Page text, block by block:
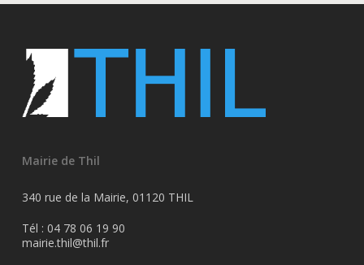
Mairie de Thil
340 rue de la Mairie, 01120 THIL
Tél : 04 78 06 19 90
mairie.thil@thil.fr